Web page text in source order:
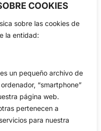
COOKIES
sobre las cookies de
la entidad:
un pequeño archivo de
“smartphone”
página web.
pertenecen a
para nuestra
directo, vídeos, noticias,
Reglas
Vídeos
De Interés